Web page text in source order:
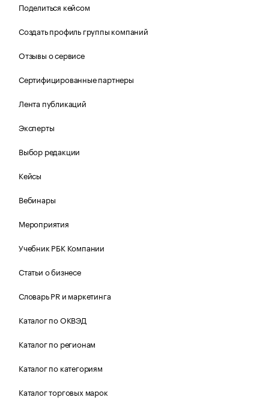
Поделиться кейсом
Создать профиль группы компаний
Отзывы о сервисе
Сертифицированные партнеры
Лента публикаций
Эксперты
Выбор редакции
Кейсы
Вебинары
Мероприятия
Учебник РБК Компании
Статьи о бизнесе
Словарь PR и маркетинга
Каталог по ОКВЭД
Каталог по регионам
Каталог по категориям
Каталог торговых марок